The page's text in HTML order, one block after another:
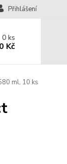
Přihlášení
0ks
0 Kč
ml, 10 ks